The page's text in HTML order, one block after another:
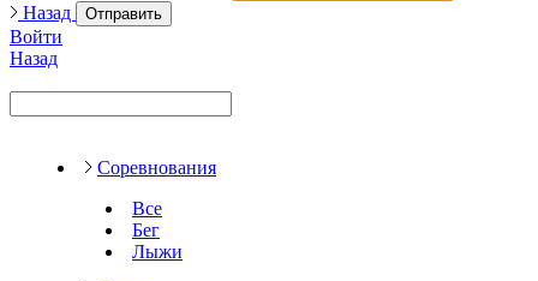
Назад
Отправить
Войти
Назад
Соревнования
Все
Бег
Лыжи